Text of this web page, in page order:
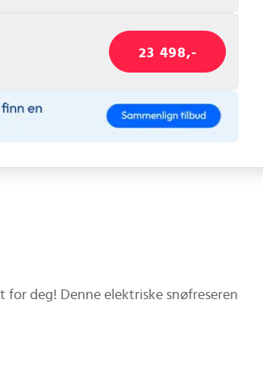
23 498,-
deg! Denne elektriske snøfreseren